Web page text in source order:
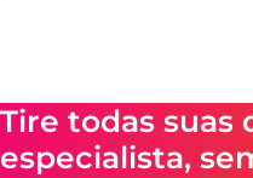
Tire todas suas
especialista,